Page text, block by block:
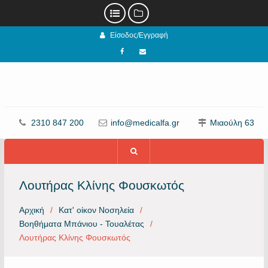
Είσοδος/Εγγραφή
Facebook
email
2310 847 200 info@medicalfa.gr Μιαούλη 63
Λουτήρας Κλίνης Φουσκωτός
Αρχική
Κατ' οίκον Νοσηλεία
Βοηθήματα Μπάνιου - Τουαλέτας
Λουτήρας Κλίνης Φουσκωτός